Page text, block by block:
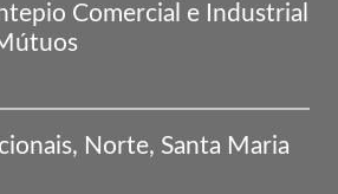
Comercial e Industrial
Norte, Santa Maria